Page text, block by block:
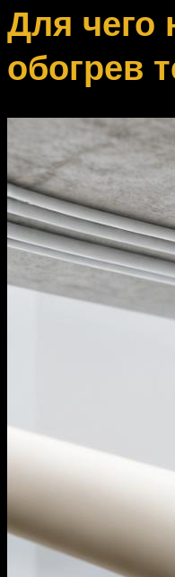
Для чего
обогрев